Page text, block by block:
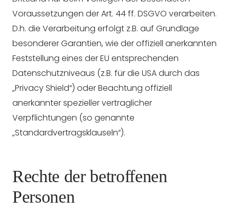
Voraussetzungen der Art. 44 ff. DSGVO verarbeiten.
D.h. die Verarbeitung erfolgt z.B. auf Grundlage
besonderer Garantien, wie der offiziell anerkannten
Feststellung eines der EU entsprechenden
Datenschutzniveaus (z.B. für die USA durch das
„Privacy Shield“) oder Beachtung offiziell
anerkannter spezieller vertraglicher
Verpflichtungen (so genannte
„Standardvertragsklauseln“).
Rechte der betroffenen
Personen